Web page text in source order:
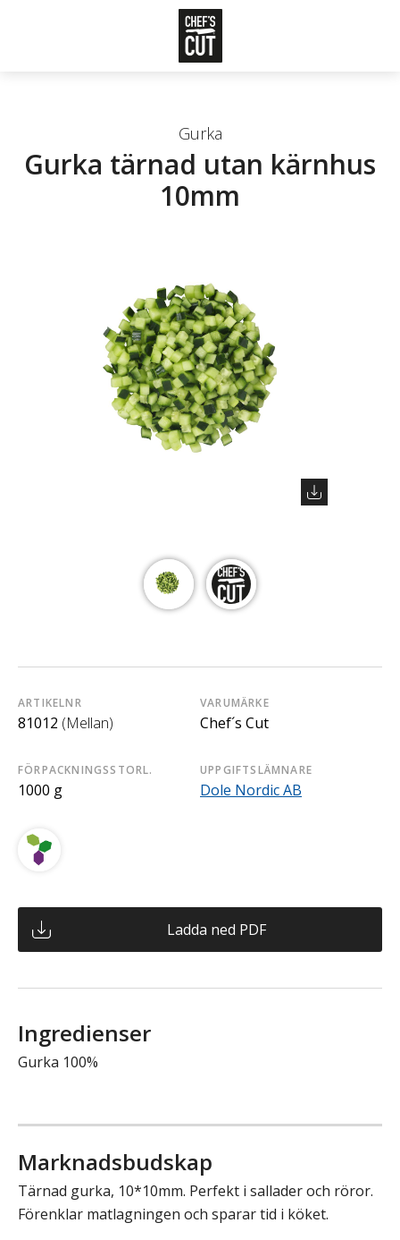
Gurka
Gurka tärnad utan kärnhus
10mm
ARTIKELNR
81012 (Mellan)
VARUMÄRKE
Chef´s Cut
FÖRPACKNINGSSTORL.
1000 g
UPPGIFTSLÄMNARE
Dole Nordic AB
Ladda ned PDF
Ingredienser
Gurka 100%
Marknadsbudskap
Tärnad gurka, 10*10mm. Perfekt i sallader och röror.
Förenklar matlagningen och sparar tid i köket.